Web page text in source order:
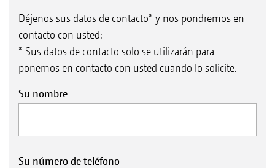
Déjenos sus datos de contacto* y nos pondremos en
contacto con usted:
* Sus datos de contacto solo se utilizarán para
ponernos en contacto con usted cuando lo solicite.
Su nombre
Su número de teléfono